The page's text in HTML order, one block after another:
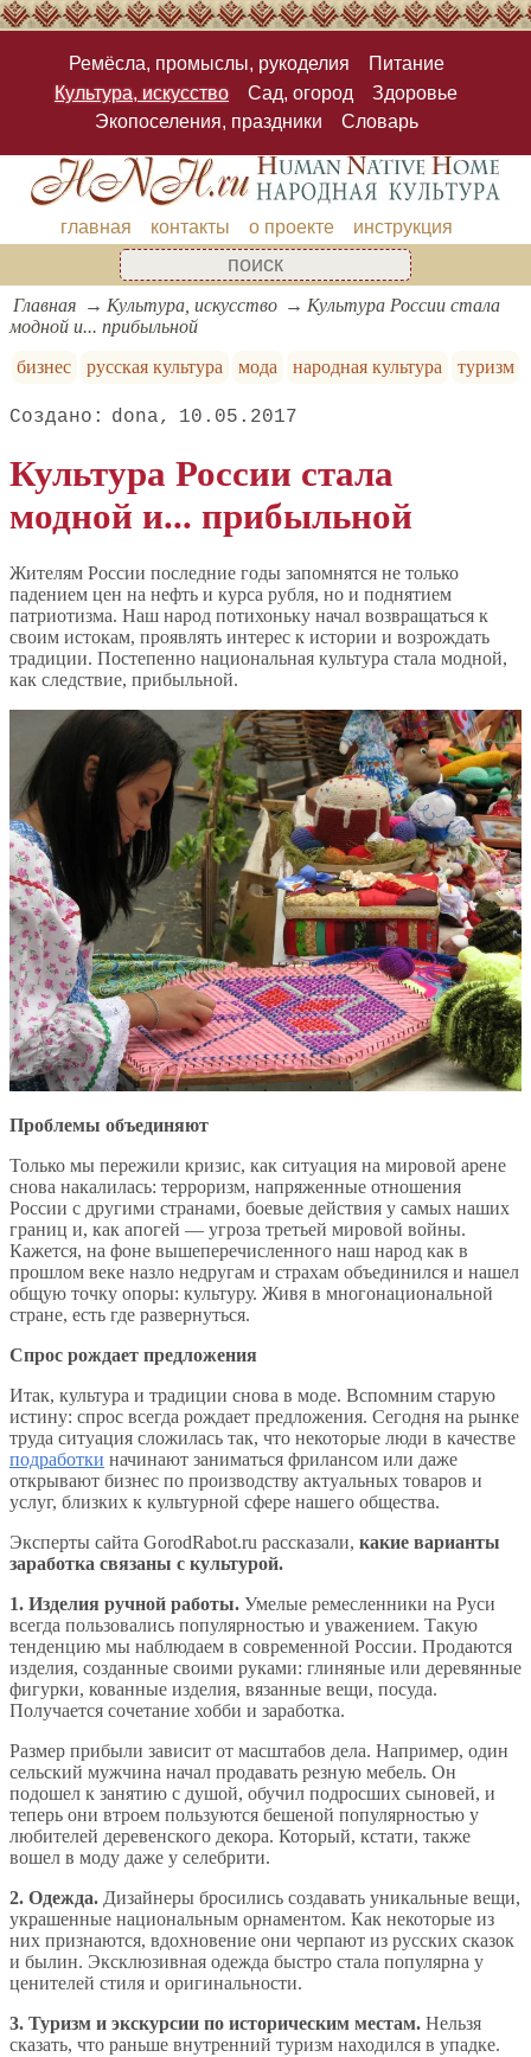
Ремёсла, промыслы, рукоделия
Питание
Культура, искусство
Сад, огород
Здоровье
Экопоселения, праздники
Словарь
главная контакты о проекте инструкция
Главная Культура, искусство
Культура России стала
модной и... прибыльной
бизнес
русская культура мода народная культура туризм
dona 10.05.2017
Культура России стала
модной и... прибыльной
Жителям России последние годы запомнятся не только
падением цен на нефть и курса рубля, но и поднятием
патриотизма. Наш народ потихоньку начал возвращаться к
своим истокам, проявлять интерес к истории и возрождать
традиции. Постепенно национальная культура стала модной,
как следствие, прибыльной.
Проблемы объединяют
Только мы пережили кризис, как ситуация на мировой арене
снова накалилась: терроризм, напряженные отношения
России с другими странами, боевые действия у самых наших
границ и, как апогей — угроза третьей мировой войны.
Кажется, на фоне вышеперечисленного наш народ как в
прошлом веке назло недругам и страхам объединился и нашел
общую точку опоры: культуру. Живя в многонациональной
стране, есть где развернуться.
Спрос рождает предложения
Итак, культура и традиции снова в моде. Вспомним старую
истину: спрос всегда рождает предложения. Сегодня на рынке
труда ситуация сложилась так, что некоторые люди в качестве
подработки начинают заниматься фрилансом или даже
открывают бизнес по производству актуальных товаров и
услуг, близких к культурной сфере нашего общества.
Эксперты сайта GorodRabot.ru рассказали, какие варианты
заработка связаны с культурой.
1. Изделия ручной работы. Умелые ремесленники на Руси
всегда пользовались популярностью и уважением. Такую
тенденцию мы наблюдаем в современной России. Продаются
изделия, созданные своими руками: глиняные или деревянные
фигурки, кованные изделия, вязанные вещи, посуда.
Получается сочетание хобби и заработка.
Размер прибыли зависит от масштабов дела. Например, один
сельский мужчина начал продавать резную мебель. Он
подошел к занятию с душой, обучил подросших сыновей, и
теперь они втроем пользуются бешеной популярностью у
любителей деревенского декора. Который, кстати, также
вошел в моду даже у селебрити.
2. Одежда. Дизайнеры бросились создавать уникальные вещи,
украшенные национальным орнаментом. Как некоторые из
них признаются, вдохновение они черпают из русских сказок
и былин. Эксклюзивная одежда быстро стала популярна у
ценителей стиля и оригинальности.
3. Туризм и экскурсии по историческим местам. Нельзя
сказать, что раньше внутренний туризм находился в упадке.